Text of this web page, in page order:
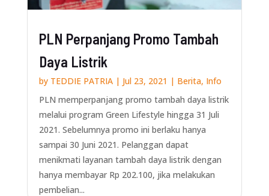
PLN Perpanjang Promo Tambah
Daya Listrik
by TEDDIE PATRIA| Jul 23, 2021 | Berita, Info
PLN memperpanjang promo tambah daya listrik
melalui program Green Lifestyle hingga 31 Juli
2021. Sebelumnya promo ini berlaku hanya
sampai 30 Juni 2021. Pelanggan dapat
menikmati layanan tambah daya listrik dengan
hanya membayar Rp 202.100, jika melakukan
pembelian...